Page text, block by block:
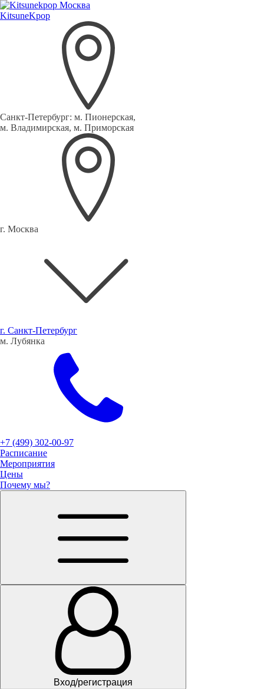
KitsuneKpop
Санкт-Петербург: м. Пионерская,
м. Владимирская, м. Приморская
г. Москва
г. Санкт-Петербург
м. Лубянка
+7 (499) 302-00-97
Расписание
Мероприятия
Цены
Почему мы?
Вход/регистрация